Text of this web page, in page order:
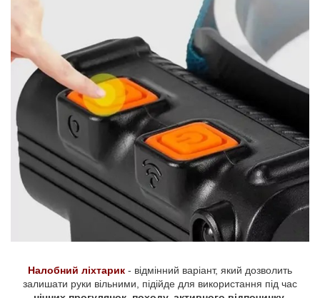
Налобний ліхтарик - відмінний варіант, який дозволить
залишати руки вільними, підійде для використання під час